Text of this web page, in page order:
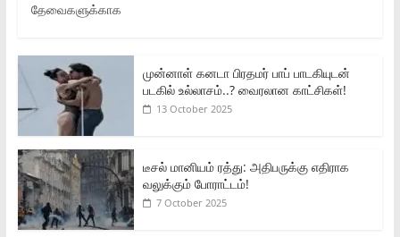
தேவைகளுக்காக
முன்னாள் கனடா பிரதமர் பாப் பாடகியுடன்
படகில் உல்லாசம்..? வைரலான காட்சிகள்!
13 October 2025
டீசல் மானியம் ரத்து: அதிபருக்கு எதிராக
வலுக்கும் போராட்டம்!
7 October 2025